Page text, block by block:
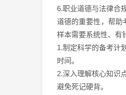
6.职业道德与法律合
道德的重要性，帮助
样本需要系统性、有
1.制定科学的备考计
时间。
2.深入理解核心知识
避免死记硬背。